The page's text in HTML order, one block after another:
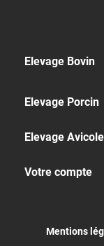
Elevage Bovin
Elevage Porcin
Elevage Avicole
Votre compte
Mentions